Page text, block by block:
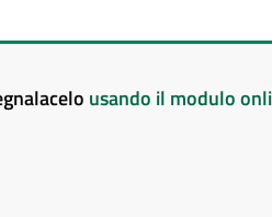
usando il modulo